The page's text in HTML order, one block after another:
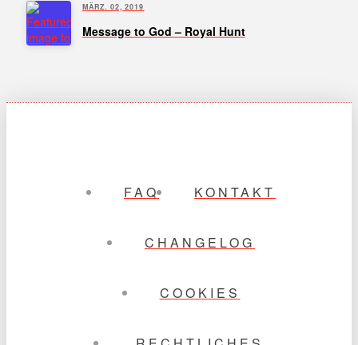
MÄRZ. 02, 2019
Message to God – Royal Hunt
FAQ KONTAKT
CHANGELOG
COOKIES